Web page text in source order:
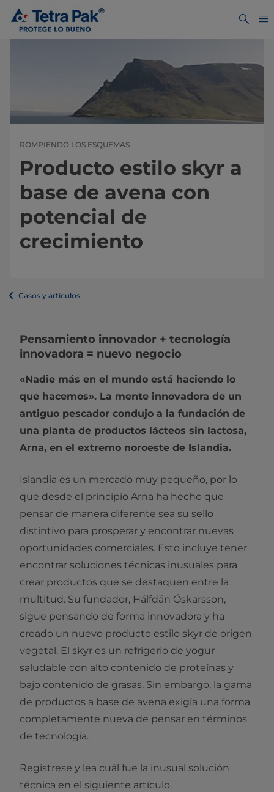
ROMPIENDO LOS ESQUEMAS
Producto estilo skyr a
base de avena con
potencial de
crecimiento
Casos y artículos
Pensamiento innovador + tecnología
innovadora = nuevo negocio
«Nadie más en el mundo está haciendo lo
que hacemos». La mente innovadora de un
antiguo pescador condujo a la fundación de
una planta de productos lácteos sin lactosa,
Arna, en el extremo noroeste de Islandia.
Islandia es un mercado muy pequeño, por lo
que desde el principio Arna ha hecho que
pensar de manera diferente sea su sello
distintivo para prosperar y encontrar nuevas
oportunidades comerciales. Esto incluye tener
encontrar soluciones técnicas inusuales para
crear productos que se destaquen entre la
multitud. Su fundador, Hálfdán Óskarsson,
sigue pensando de forma innovadora y ha
creado un nuevo producto estilo skyr de origen
vegetal. El skyr es un refrigerio de yogur
saludable con alto contenido de proteínas y
bajo contenido de grasas. Sin embargo, la gama
de productos a base de avena exigía una forma
completamente nueva de pensar en términos
de tecnología.
Regístrese y lea cuál fue la inusual solución
técnica en el siguiente artículo.